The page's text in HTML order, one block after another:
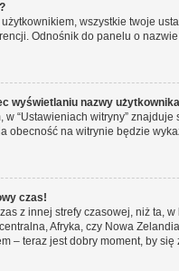
wszystkie twoje
Odnośnik do panelu o
wyświetlaniu nazwy
“Ustawieniach witryny” znajduje
obecność na witrynie będzie
czas!
z innej strefy czasowej, niż ta,
Afryka, czy Nowa
– teraz jest dobry moment, by się